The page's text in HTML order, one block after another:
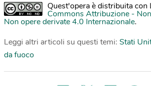
Quest'opera è distribuita con
Commons Attribuzione -
Non opere derivate 4.0 Internazionale.
Leggi altri articoli su questi temi: Stati
da fuoco